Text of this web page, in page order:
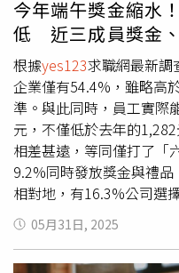
今年端午獎金縮水
低 近三成員獎金
根據yes123求職網最新調
企業僅有54.4%，雖略高
準。與此同時，員工實際
元，不僅低於去年的
相差甚遠，等同僅打了「
9.2%同時發放獎金與禮
相對地，有16.3%公司選
金、禮品都不給」的企業
臨「兩頭空」。獎金金額
800～1200元；其次為
05月31日, 2025